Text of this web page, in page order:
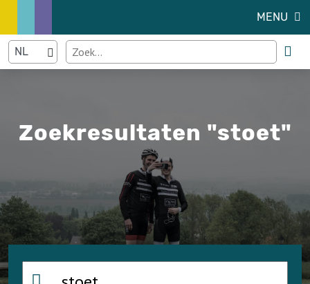
MENU
Zoekresultaten "stoet"